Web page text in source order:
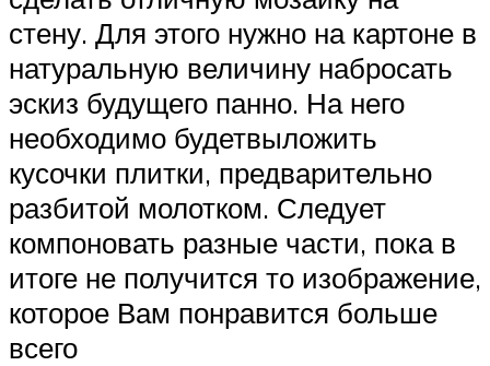
стену. Для этого нужно на картоне в
натуральную величину набросать
эскиз будущего панно. На него
необходимо будетвыложить
кусочки плитки, предварительно
разбитой молотком. Следует
компоновать разные части, пока в
итоге не получится то изображение,
которое Вам понравится больше
всего